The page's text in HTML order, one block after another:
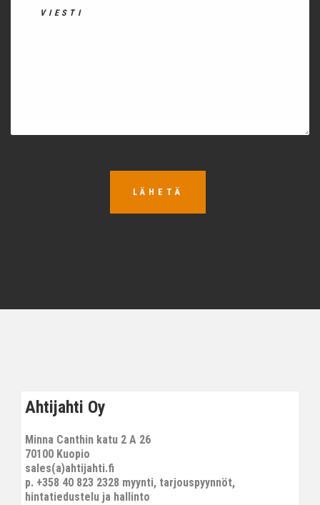
LÄHETÄ
Ahtijahti Oy
Minna Canthin katu 2 A 26
70100 Kuopio
sales(a)ahtijahti.fi
p. +358 40 823 2328 myynti, tarjouspyynnöt,
hintatiedustelu ja hallinto